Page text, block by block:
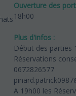
Ouverture des
18h00
Plus d'infos :
Début des parties
Réservations
0672826577
A 19h00 les